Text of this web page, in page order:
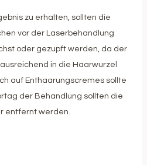
zu erhalten, sollten die
vor der Laserbehandlung
oder gezupft werden, da der
in die Haarwurzel
auf Enthaarungscremes sollte
der Behandlung sollten die
entfernt werden.